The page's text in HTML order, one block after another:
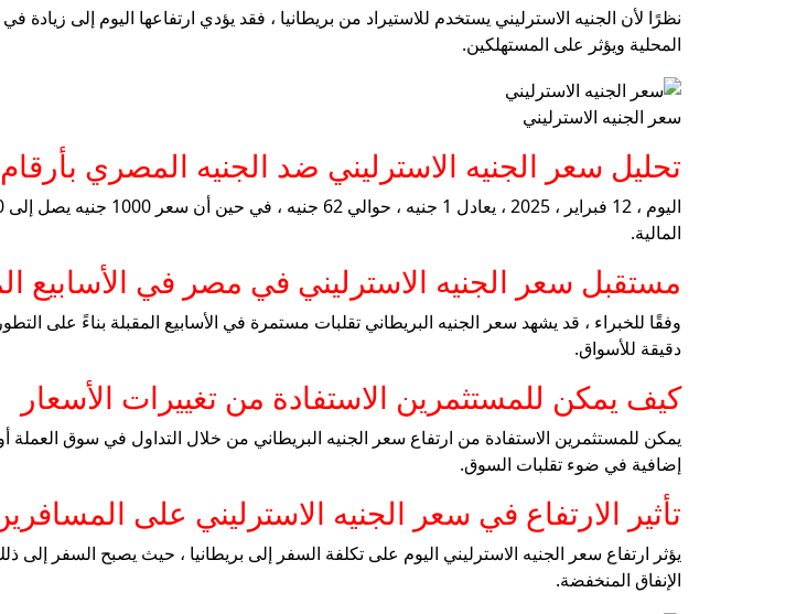
نظرًا لأن الجنيه الاسترليني يستخدم للاستيراد من بريطانيا ، فقد يؤدي ارتفاعها اليوم إلى
المحلية ويؤثر على المستهلكين.
سعر الجنيه الاسترليني
تحليل سعر الجنيه الاسترليني ضد الجنيه المصري بأرقام
المالية.
مستقبل سعر الجنيه الاسترليني في مصر في الأسابيع
وفقًا للخبراء ، قد يشهد سعر الجنيه البريطاني تقلبات مستمرة في الأسابيع المقبلة بناءً على
دقيقة للأسواق.
كيف يمكن للمستثمرين الاستفادة من تغييرات الأسعار
يمكن للمستثمرين الاستفادة من ارتفاع سعر الجنيه البريطاني من خلال التداول في سوق العملة
إضافية في ضوء تقلبات السوق.
تأثير الارتفاع في سعر الجنيه الاسترليني على
يؤثر ارتفاع سعر الجنيه الاسترليني اليوم على تكلفة السفر إلى بريطانيا ، حيث يصبح السفر إلى
الإنفاق المنخفضة.